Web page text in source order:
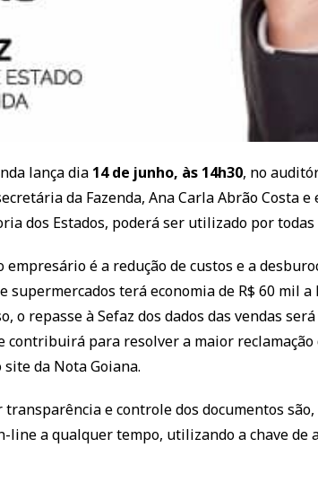
lança dia 14 de junho, às 14h30, no
da Fazenda, Ana Carla Abrão Costa
dos Estados, poderá ser utilizado por
é a redução de custos e a
supermercados terá economia de R$ 60 mil
o repasse à Sefaz dos dados das vendas
contribuirá para resolver a maior
da Nota Goiana.
e controle dos documentos
a qualquer tempo, utilizando a chave de